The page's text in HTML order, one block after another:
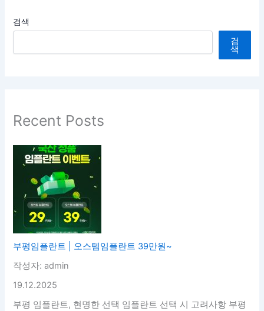
검색
검
색
Recent Posts
부평임플란트 | 오스템임플란트 39만원~
작성자: admin
19.12.2025
부평 임플란트, 현명한 선택 임플란트 선택 시 고려사항 부평